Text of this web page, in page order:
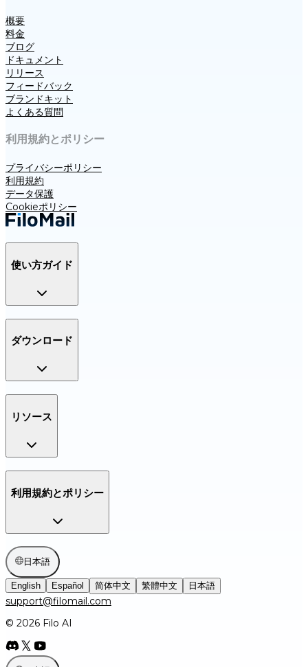
概要
料金
ブログ
ドキュメント
リリース
フィードバック
ブランドキット
よくある質問
利用規約とポリシー
プライバシーポリシー
利用規約
データ保護
Cookieポリシー
使い方ガイド
ダウンロード
リソース
利用規約とポリシー
日本語
English Español 简体中文 繁體中文 日本語
support@filomail.com
© 2026 Filo AI